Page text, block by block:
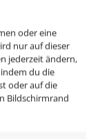
oder eine
nur auf dieser
jederzeit ändern,
du die
oder auf die
Bildschirmrand
weiß matt